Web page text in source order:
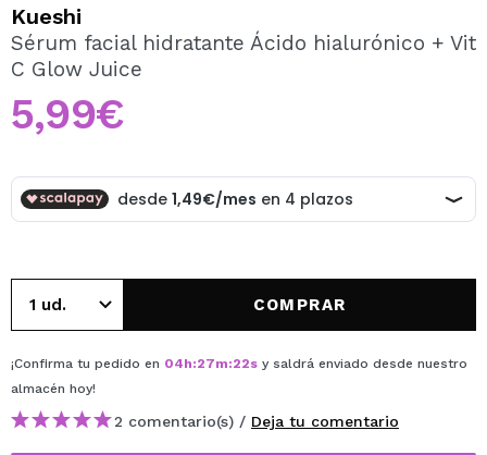
Al crear una cuenta en Maquillalia.com podrás realizar
tus compras rápidamente, revisar el estado de tus
Kueshi
Sérum facial hidratante Ácido hialurónico + Vit
C Glow Juice
5,99€
COMPRAR
¡Confirma tu pedido en 04h:27m:22s y saldrá enviado desde nuestro
almacén hoy!
2 comentario(s) / Deja tu comentario